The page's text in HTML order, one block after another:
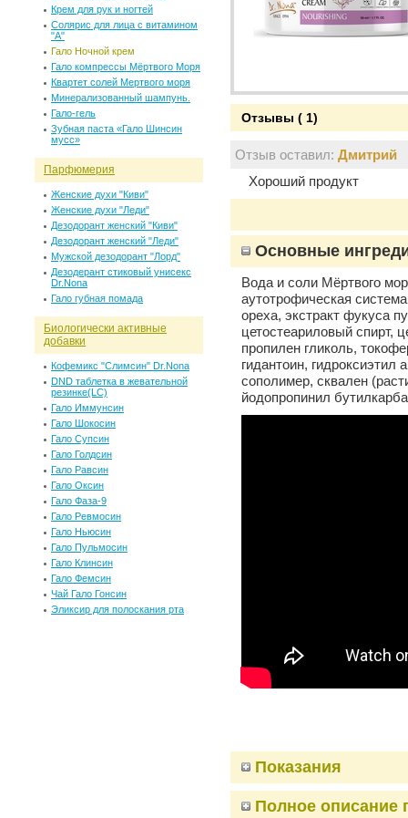
Крем для рук и ногтей
Солярис для лица c витамином
"А"
Гало Ночной крем
Гало компрессы Мёртвого Моря
Квартет солей Мертвого моря
Минерализованный шампунь.
Гало-гель
Зубная паста «Гало Шинсин
мусс»
Парфюмерия
Женские духи "Киви"
Женские духи "Леди"
Дезодорант женский "Киви"
Дезодорант женский "Леди"
Мужской дезодорант "Лорд"
Дезодерант стиковый унисекс
Dr.Nona
Гало губная помада
Биологически активные
добавки
Кофемикс "Слимсин" Dr.Nona
DND таблетка в жевательной
резинке(LC)
Гало Иммунсин
Гало Шокосин
Гало Супсин
Гало Голдсин
Гало Равсин
Гало Оксин
Гало Фаза-9
Гало Ревмосин
Гало Ньюсин
Гало Пульмосин
Гало Клинсин
Гало Фемсин
Чай Гало Гонсин
Эликсир для полоскания рта
Отзывы ( 1)
Отзыв оставил: Дмитрий
Хороший продукт
Основные
Вода и соли Мёртвого
аутотрофическая
ореха, экстракт фукуса
цетостеариловый спирт,
пропилен гликоль,
гидантоин, гидроксиэтил
сополимер, сквален
йодопропинил
Показания
Полное описание